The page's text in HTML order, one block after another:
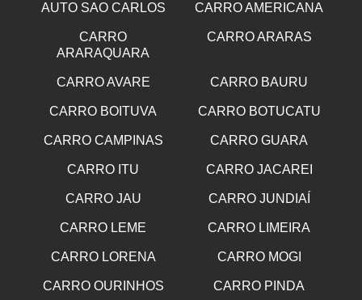
AUTO SAO CARLOS CARRO AMERICANA
CARRO
ARARAQUARA
CARRO ARARAS
CARRO AVARE CARRO BAURU
CARRO BOITUVA CARRO BOTUCATU
CARRO CAMPINAS CARRO GUARA
CARRO ITU CARRO JACAREI
CARRO JAU CARRO JUNDIAÍ
CARRO LEME CARRO LIMEIRA
CARRO LORENA CARRO MOGI
CARRO OURINHOS CARRO PINDA